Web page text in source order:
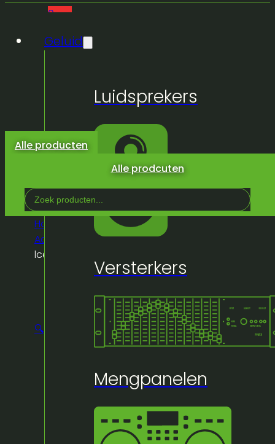
Alle prodcuten
0
producten
winkelwagen.
Geluid
Luidsprekers
Versterkers
Mengpanelen
Alle producten
Search
...
Home
Winkel Geluid/Micro's/IEM en
Accessoires
Micro/Bekabeld
lce- dynamisch vocal
🔍